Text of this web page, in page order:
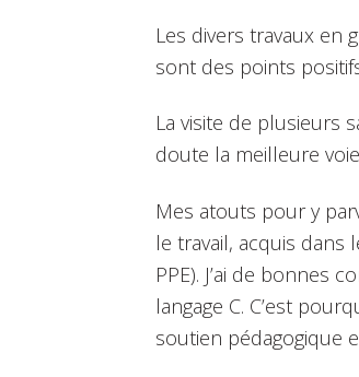
Les divers travaux en
sont des points
La visite de plusieurs
doute la meilleure
Mes atouts pour y
le travail, acquis dans
PPE). J’ai de bonnes
langage C. C’est
soutien pédagogique